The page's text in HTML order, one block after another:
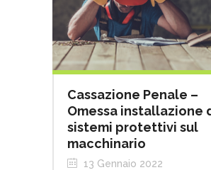
Cassazione Penale –
Omessa installazione
sistemi protettivi sul
macchinario
13 Gennaio 2022